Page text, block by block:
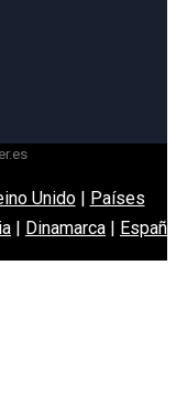
Unido| Países
| Dinamarca | España